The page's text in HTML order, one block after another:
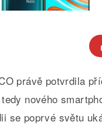
právě potvrdila
nového
se poprvé světu